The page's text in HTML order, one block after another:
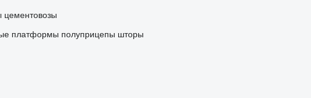
цементовозы
платформы полуприцепы шторы